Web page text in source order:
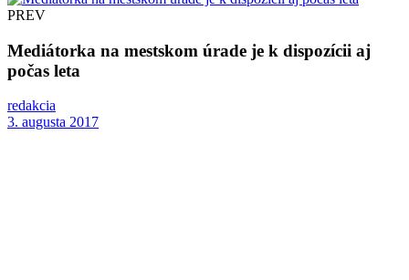
PREV
Mediátorka na mestskom úrade je k dispozícii aj
počas leta
redakcia
3. augusta 2017